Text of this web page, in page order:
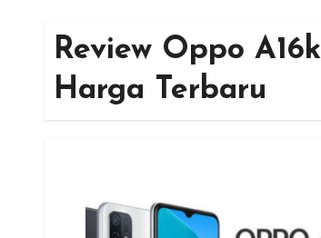
Review Oppo
Harga Terbaru